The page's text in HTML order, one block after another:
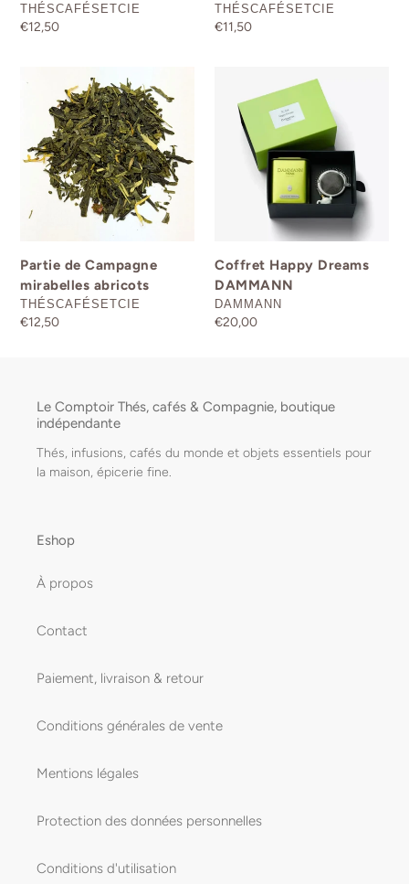
DISTRIBUTEUR
THÉSCAFÉSETCIE
Prix
€12,50
DISTRIBUTEUR
THÉSCAFÉSETCIE
Prix
€11,50
Campagne
mirabelles
abricots
Partie de Campagne
mirabelles abricots
DISTRIBUTEUR
THÉSCAFÉSETCIE
Prix
€12,50
Happy
Dreams
DAMMANN
Coffret Happy Dreams
DAMMANN
DISTRIBUTEUR
DAMMANN
Prix
€20,00
Le Comptoir Thés, cafés & Compagnie, boutique
indépendante
Thés, infusions, cafés du monde et objets essentiels pour
la maison, épicerie fine.
Eshop
À propos
Contact
Paiement, livraison & retour
Conditions générales de vente
Mentions légales
Protection des données personnelles
Conditions d'utilisation